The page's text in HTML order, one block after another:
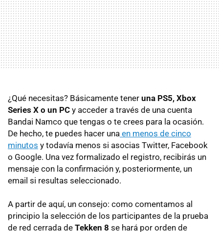
¿Qué necesitas? Básicamente tener una PS5, Xbox
Series X o un PC y acceder a través de una cuenta
Bandai Namco que tengas o te crees para la ocasión.
De hecho, te puedes hacer una en menos de cinco
minutos y todavía menos si asocias Twitter, Facebook
o Google. Una vez formalizado el registro, recibirás un
mensaje con la confirmación y, posteriormente, un
email si resultas seleccionado.
A partir de aquí, un consejo: como comentamos al
principio la selección de los participantes de la prueba
de red cerrada de Tekken 8 se hará por orden de